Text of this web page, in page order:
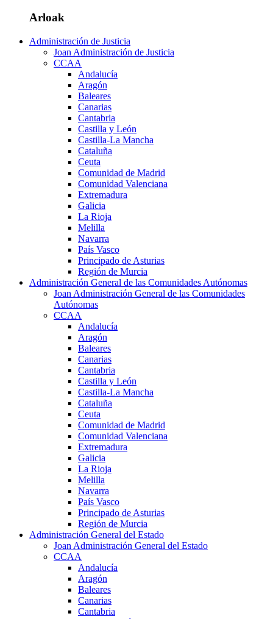
Arloak
Administración de Justicia
Joan Administración de Justicia
CCAA
Andalucía
Aragón
Baleares
Canarias
Cantabria
Castilla y León
Castilla-La Mancha
Cataluña
Ceuta
Comunidad de Madrid
Comunidad Valenciana
Extremadura
Galicia
La Rioja
Melilla
Navarra
País Vasco
Principado de Asturias
Región de Murcia
Administración General de las Comunidades Autónomas
Joan Administración General de las Comunidades
Autónomas
CCAA
Andalucía
Aragón
Baleares
Canarias
Cantabria
Castilla y León
Castilla-La Mancha
Cataluña
Ceuta
Comunidad de Madrid
Comunidad Valenciana
Extremadura
Galicia
La Rioja
Melilla
Navarra
País Vasco
Principado de Asturias
Región de Murcia
Administración General del Estado
Joan Administración General del Estado
CCAA
Andalucía
Aragón
Baleares
Canarias
Cantabria